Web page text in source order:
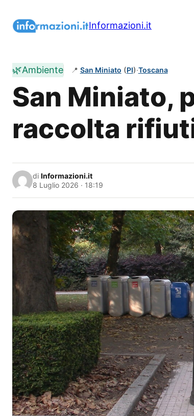
Informazioni.it
🌿Ambiente 📍 San Miniato (PI)·Toscana
San Miniato,
raccolta
di Informazioni.it
8 Luglio 2026 · 18:19